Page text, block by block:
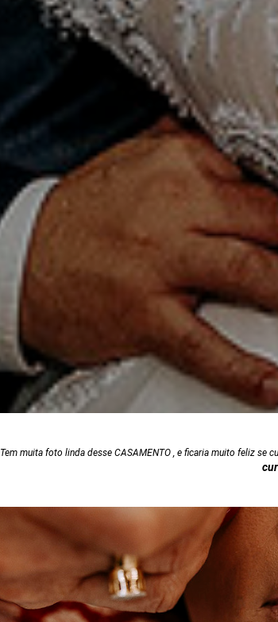
Tem muita foto linda desse CASAMENTO , e ficaria muito feliz se